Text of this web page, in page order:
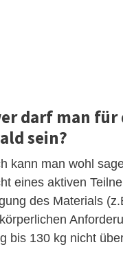
darf man für
sein?
kann man wohl
eines aktiven
des Materials
bis 130 kg nicht